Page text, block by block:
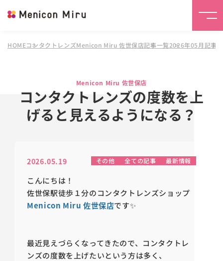
HOMEコンタクトレンズMenicon Miru 佐世保店記事一覧2026年05月記事
Menicon Miru 佐世保店
コンタクトレンズの度数を上
げると見えるようになる？
2026.05.19 その他 全ての記事 最新情報
こんにちは！
佐世保駅徒歩１分のコンタクトレンズショップ
Menicon Miru 佐世保店です✨
最近見えづらくなってきたので、コンタクトレ
ンズの度数を上げたいという方は多く、